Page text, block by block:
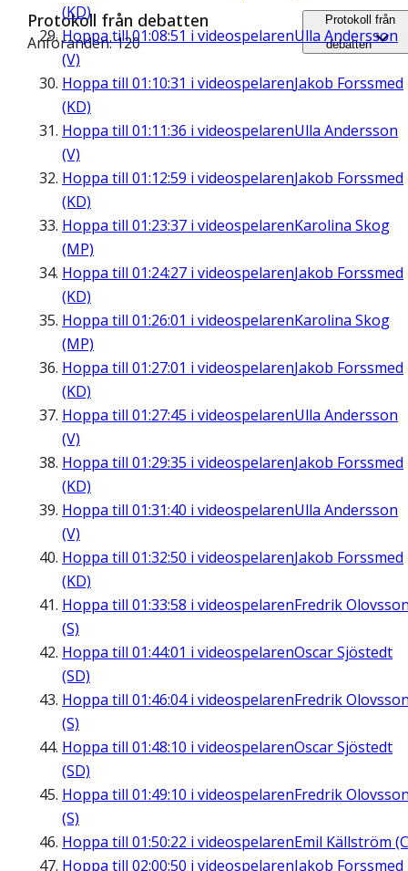
(KD)
Hoppa till01:08:51 i videospelarenUlla Andersson
(V)
Hoppa till 01:10:31 i videospelarenJakob Forssmed
(KD)
Hoppa till 01:11:36 i videospelarenUlla Andersson
(V)
Hoppa till 01:12:59 i videospelarenJakob Forssmed
(KD)
Hoppa till 01:23:37 i videospelarenKarolina Skog
(MP)
Hoppa till 01:24:27 i videospelarenJakob Forssmed
(KD)
Hoppa till 01:26:01 i videospelarenKarolina Skog
(MP)
Hoppa till 01:27:01 i videospelarenJakob Forssmed
(KD)
Hoppa till 01:27:45 i videospelarenUlla Andersson
(V)
Hoppa till 01:29:35 i videospelarenJakob Forssmed
(KD)
Hoppa till 01:31:40 i videospelarenUlla Andersson
(V)
Hoppa till 01:32:50 i videospelarenJakob Forssmed
(KD)
Hoppa till 01:33:58 i videospelarenFredrik
(S)
Hoppa till 01:44:01 i videospelarenOscar Sjöstedt
(SD)
Hoppa till 01:46:04i videospelarenFredrik
(S)
Hoppa till 01:48:10 i videospelarenOscar Sjöstedt
(SD)
Hoppa till 01:49:10 i videospelarenFredrik
(S)
Hoppa till 01:50:22 i videospelarenEmil Källström
Hoppa till 02:00:50 i videospelarenJakob Forssmed
Protokoll från debatten
Anföranden: 120
Protokoll från
debatten